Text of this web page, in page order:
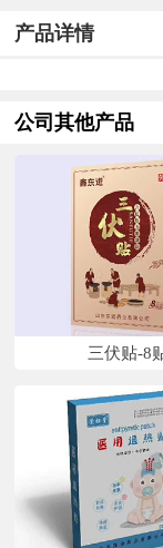
产品详情
公司其他产品
三伏贴-8